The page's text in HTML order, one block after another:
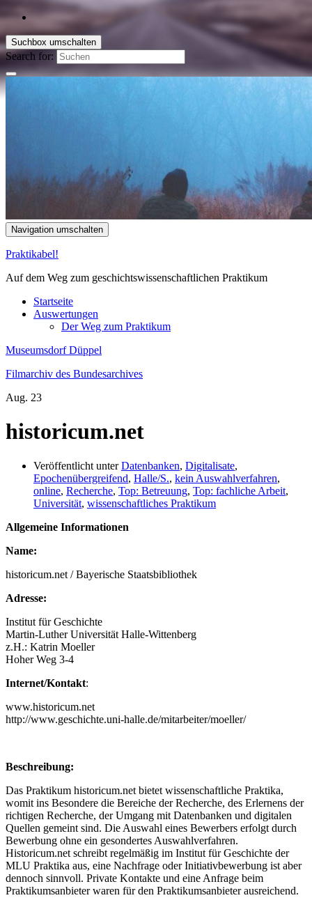
Suchbox umschalten
Search for:
Navigation umschalten
Praktikabel!
Auf dem Weg zum geschichtswissenschaftlichen Praktikum
Startseite
Auswertungen
Der Weg zum Praktikum
Museumsdorf Düppel
Filmarchiv des Bundesarchives
Aug. 23
historicum.net
Veröffentlicht unterDatenbanken, Digitalisate,
Epochenübergreifend, Halle/S., kein Auswahlverfahren,
online, Recherche, Top: Betreuung, Top: fachliche Arbeit,
Universität, wissenschaftliches Praktikum
Allgemeine Informationen
Name:
historicum.net / Bayerische Staatsbibliothek
Adresse:
Institut für Geschichte
Martin-Luther Universität Halle-Wittenberg
z.H.: Katrin Moeller
Hoher Weg 3-4
Internet/Kontakt:
www.historicum.net
http://www.geschichte.uni-halle.de/mitarbeiter/moeller/
Beschreibung:
Das Praktikum historicum.net bietet wissenschaftliche Praktika,
womit ins Besondere die Bereiche der Recherche, des Erlernens der
richtigen Recherche, der Umgang mit Datenbanken und digitalen
Quellen gemeint sind. Die Auswahl eines Bewerbers erfolgt durch
Bewerbung ohne ein gesondertes Auswahlverfahren.
Historicum.net schreibt regelmäßig im Institut für Geschichte der
MLU Praktika aus, eine Nachfrage oder Initiativbewerbung ist aber
dennoch sinnvoll. Private Kontakte und eine Anfrage beim
Praktikumsanbieter waren für den Praktikumsanbieter ausreichend.